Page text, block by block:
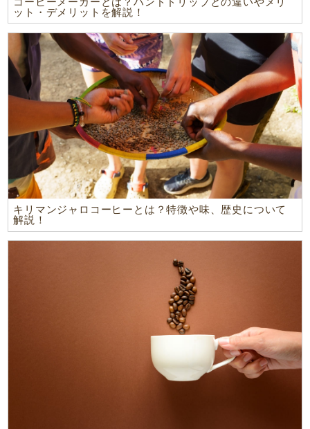
ット・デメリットを解説！
キリマンジャロコーヒーとは？特徴や味、歴史について
解説！